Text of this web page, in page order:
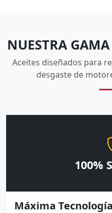
NUESTRA GAMA
Aceites diseñados para
desgaste de
100%
Máxima Tecnología